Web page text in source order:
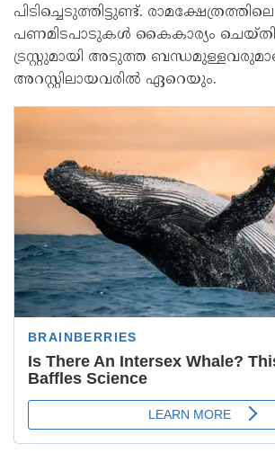
പിടിച്ചെടുത്തിട്ടുണ്ട്. രാമക്ഷേത്രത്തിലെ
പണമിടപാടുകൾ കൈകാര്യം
ട്രസ്റ്റുമായി അടുത്ത
അറസ്റ്റിലായവരിൽ ഏറെയും.